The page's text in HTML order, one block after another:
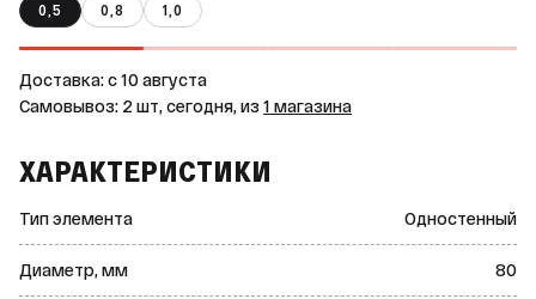
0,5 0,8 1,0
Доставка: c 10 августа
Самовывоз: 2 шт, сегодня, из 1 магазина
ХАРАКТЕРИСТИКИ
Тип элемента Одностенный
Диаметр, мм 80